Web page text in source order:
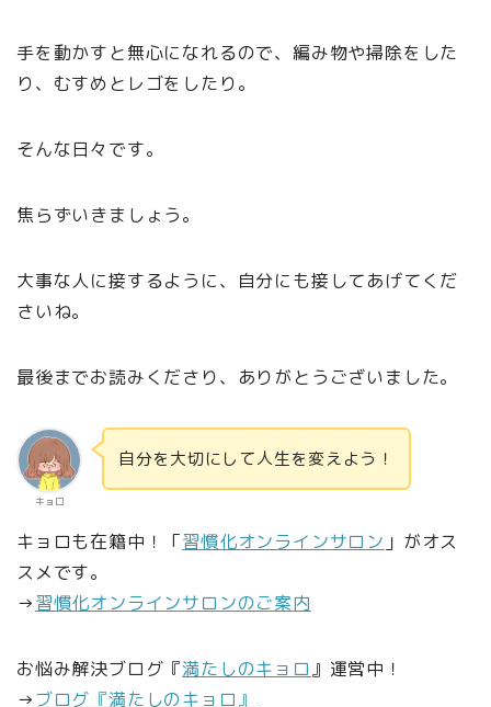
手を動かすと無心になれるので、編み物や掃除をした
り、むすめとレゴをしたり。
そんな日々です。
焦らずいきましょう。
大事な人に接するように、自分にも接してあげてくだ
さいね。
最後までお読みくださり、ありがとうございました。
キョロ
自分を大切にして人生を変えよう！
キョロも在籍中！「習慣化オンラインサロン 」がオス
スメです。
→習慣化オンラインサロンのご案内
お悩み解決ブログ『満たしのキョロ』運営中！
→ブログ『満たしのキョロ』